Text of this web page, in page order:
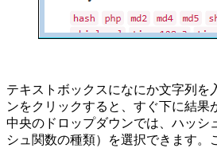
テキストボックスになにか文字列を
ンをクリックすると、すぐ下に結果
中央のドロップダウンでは、ハッシ
シュ関数の種類）を選択できます。